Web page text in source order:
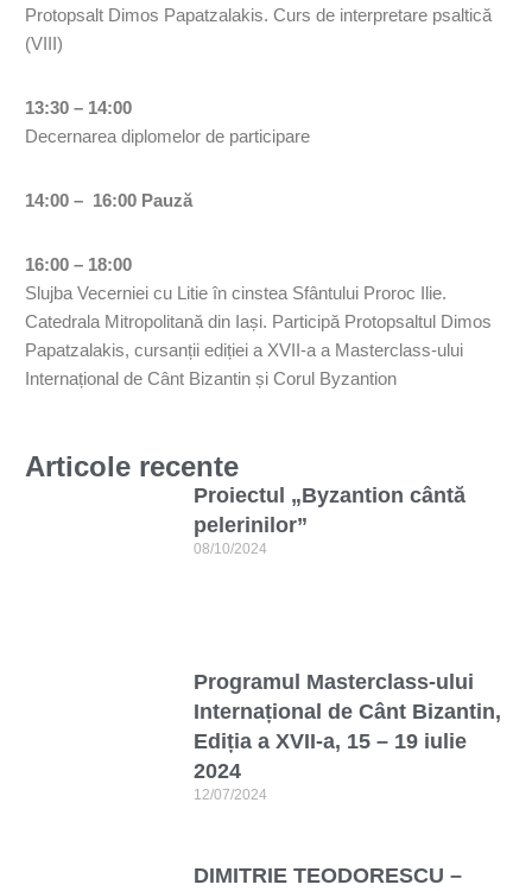
Protopsalt Dimos Papatzalakis. Curs de interpretare psaltică
(VIII)
13:30 – 14:00
Decernarea diplomelor de participare
14:00 – 16:00 Pauză
16:00 – 18:00
Slujba Vecerniei cu Litie în cinstea Sfântului Proroc Ilie.
Catedrala Mitropolitană din Iași. Participă Protopsaltul Dimos
Papatzalakis, cursanții ediției a XVII-a a Masterclass-ului
Internațional de Cânt Bizantin și Corul Byzantion
Articole recente
Proiectul „Byzantion cântă
pelerinilor”
08/10/2024
Programul Masterclass-ului
Internațional de Cânt Bizantin,
Ediția a XVII-a, 15 – 19 iulie
2024
12/07/2024
DIMITRIE TEODORESCU –